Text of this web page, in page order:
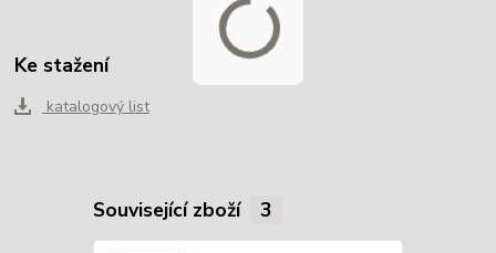
Ke stažení
katalogový list
Související zboží 3